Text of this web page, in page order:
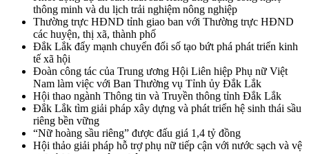
thông minh và du lịch trải nghiệm nông nghiệp
Thường trực HĐND tỉnh giao ban với Thường trực HĐND
các huyện, thị xã, thành phố
Đắk Lắk đẩy mạnh chuyển đổi số tạo bứt phá phát triển kinh
tế xã hội
Đoàn công tác của Trung ương Hội Liên hiệp Phụ nữ Việt
Nam làm việc với Ban Thường vụ Tỉnh ủy Đắk Lắk
Hội thao ngành Thông tin và Truyền thông tỉnh Đắk Lắk
Đắk Lắk tìm giải pháp xây dựng và phát triển hệ sinh thái sầu
riêng bền vững
“Nữ hoàng sầu riêng” được đấu giá 1,4 tỷ đồng
Hội thảo giải pháp hỗ trợ phụ nữ tiếp cận với nước sạch và vệ